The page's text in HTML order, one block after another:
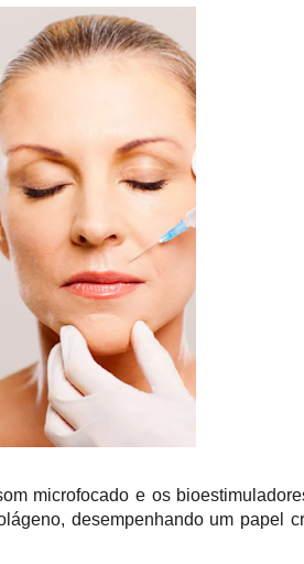
microfocado e os
desempenhando um papel